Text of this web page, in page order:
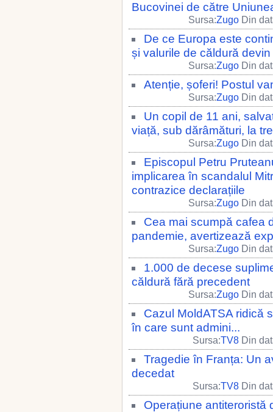
Bucovinei de către
Sursa:Zugo Din
De ce Europa este
și valurile de căldură
Sursa:Zugo Din
Atenție, șoferi! Postul
Sursa:Zugo Din
Un copil de 11 ani,
viață, sub dărâmături, la
Sursa:Zugo Din
Episcopul Petru
implicarea în scandalul
contrazice declarațiile
Sursa:Zugo Din
Cea mai scumpă cafea
pandemie, avertizează
Sursa:Zugo Din
1.000 de decese
căldură fără precedent
Sursa:Zugo Din
Cazul MoldATSA ridică
în care sunt admini...
Sursa:TV8 Din
Tragedie în Franța: Un
decedat
Sursa:TV8 Din
Operațiune antiteroristă